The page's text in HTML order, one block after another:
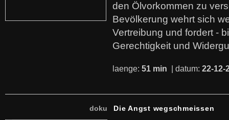
den Ölvorkommen zu
Bevölkerung wehrt sich
Vertreibung und fordert -
Gerechtigkeit und
laenge: 51 min | datum: 22-12-
doku Die Angst wegschmeissen